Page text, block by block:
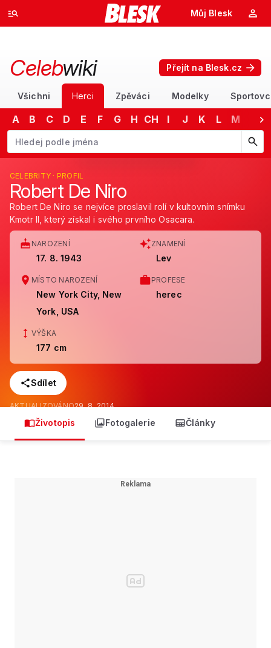
Můj Blesk
Celebwiki Přejít na Blesk.cz
Všichni Herci Zpěváci Modelky
A B C D E F G H CH I J K L M
Začněte psát jméno. Šipkami dolů a nahoru procházejte návrhy,
CELEBRITY · PROFIL
Robert De Niro
Robert De Niro se nejvíce proslavil rolí v kultovním snímku
Kmotr II, který získal i svého prvního Osacara.
NAROZENÍ
17. 8. 1943
ZNAMENÍ
Lev
MÍSTO NAROZENÍ
New York City, New
York, USA
PROFESE
herec
VÝŠKA
177 cm
Sdílet
AKTUALIZOVÁNO29. 8. 2014
Životopis Fotogalerie Články